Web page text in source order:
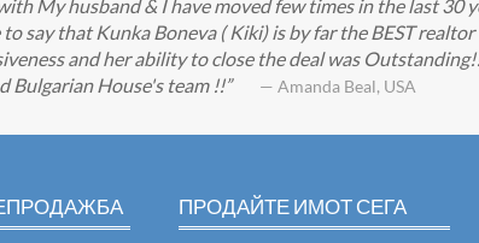
My husband & I have moved few times in the last 30
say that Kunka Boneva ( Kiki) is by far the BEST
and her ability to close the deal was
Bulgarian House's team !!
— Amanda Beal, USA
ПРОДАЙТЕ ИМОТ СЕГА